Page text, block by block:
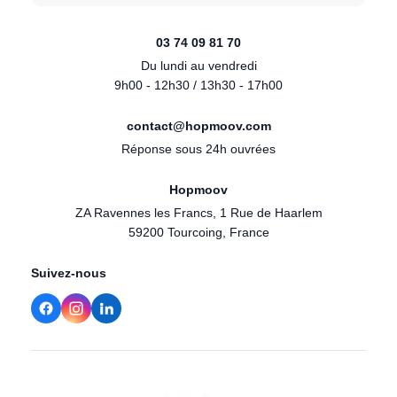
03 74 09 81 70
Du lundi au vendredi
9h00 - 12h30 / 13h30 - 17h00
contact@hopmoov.com
Réponse sous 24h ouvrées
Hopmoov
ZA Ravennes les Francs, 1 Rue de Haarlem
59200 Tourcoing, France
Suivez-nous